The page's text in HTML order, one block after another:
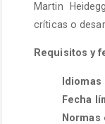
Martin
críticas o
Requisitos y
Fecha